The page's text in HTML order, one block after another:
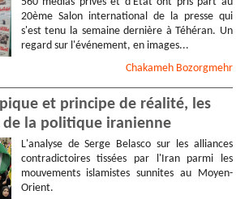
20ème Salon international de la presse qui
s'est tenu la semaine dernière à Téhéran. Un
regard sur l'événement, en images...
Chakameh Bozorgmehr
et principe de réalité, les
la politique iranienne
L'analyse de Serge Belasco sur les alliances
contradictoires tissées par l'Iran parmi les
mouvements islamistes sunnites au Moyen-
Orient.